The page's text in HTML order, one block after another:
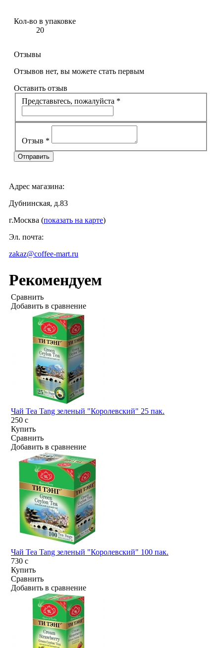
Кол-во в упаковке
20
Отзывы
Отзывов нет, вы можете стать первым
Оставить отзыв
Представьтесь, пожалуйста *
Отзыв *
Адрес магазина:
Дубнинская, д.83
г.Москва (показать на карте)
Эл. почта:
zakaz@coffee-mart.ru
Рекомендуем
Сравнить
Добавить в сравнение
Чай Tea Tang зеленый "Королевский" 25 пак.
250c
Купить
Сравнить
Добавить в сравнение
Чай Tea Tang зеленый "Королевский" 100 пак.
730c
Купить
Сравнить
Добавить в сравнение